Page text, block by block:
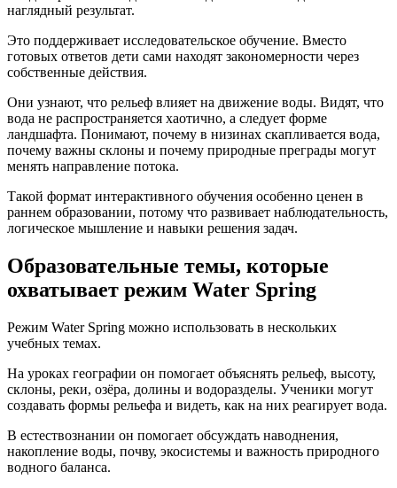
наглядный результат.
Это поддерживает исследовательское обучение. Вместо
готовых ответов дети сами находят закономерности через
собственные действия.
Они узнают, что рельеф влияет на движение воды. Видят, что
вода не распространяется хаотично, а следует форме
ландшафта. Понимают, почему в низинах скапливается вода,
почему важны склоны и почему природные преграды могут
менять направление потока.
Такой формат интерактивного обучения особенно ценен в
раннем образовании, потому что развивает наблюдательность,
логическое мышление и навыки решения задач.
Образовательные темы, которые
охватывает режим Water Spring
Режим Water Spring можно использовать в нескольких
учебных темах.
На уроках географии он помогает объяснять рельеф, высоту,
склоны, реки, озёра, долины и водоразделы. Ученики могут
создавать формы рельефа и видеть, как на них реагирует вода.
В естествознании он помогает обсуждать наводнения,
накопление воды, почву, экосистемы и важность природного
водного баланса.